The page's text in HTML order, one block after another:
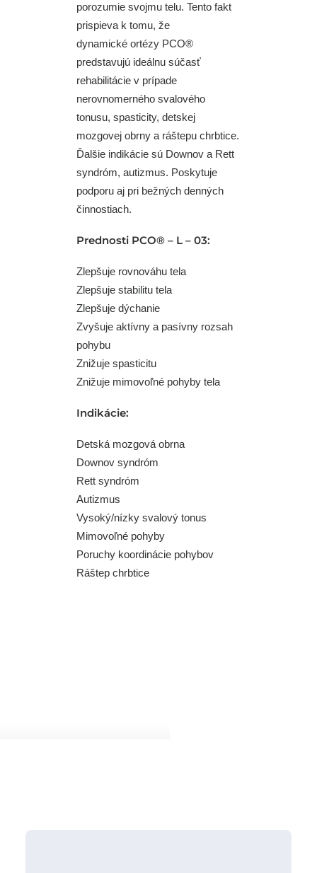
porozumie svojmu telu. Tento fakt
prispieva k tomu, že
dynamické ortézy PCO®
predstavujú ideálnu súčasť
rehabilitácie v prípade
nerovnomerného svalového
tonusu, spasticity, detskej
mozgovej obrny a ráštepu chrbtice.
Ďalšie indikácie sú Downov a Rett
syndróm, autizmus. Poskytuje
podporu aj pri bežných denných
činnostiach.
Prednosti PCO® – L – 03:
Zlepšuje rovnováhu tela
Zlepšuje stabilitu tela
Zlepšuje dýchanie
Zvyšuje aktívny a pasívny rozsah
pohybu
Znižuje spasticitu
Znižuje mimovoľné pohyby tela
Indikácie:
Detská mozgová obrna
Downov syndróm
Rett syndróm
Autizmus
Vysoký/nízky svalový tonus
Mimovoľné pohyby
Poruchy koordinácie pohybov
Ráštep chrbtice